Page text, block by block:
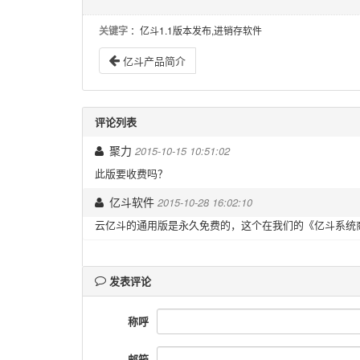
关键字 ：亿斗1.1版本发布,进销存软件
亿斗产品简介
评论列表
聚力 2015-10-15 10:51:02
此版要收费吗？
亿斗软件 2015-10-28 16:02:10
云亿斗的通用版是永久免费的，这个在我们的《亿斗系
发表评论
称呼